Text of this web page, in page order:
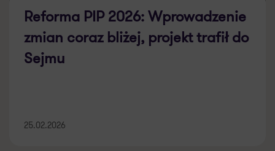
Reforma PIP 2026: Wprowadzenie
zmian coraz bliżej, projekt trafił do
Sejmu
25.02.2026